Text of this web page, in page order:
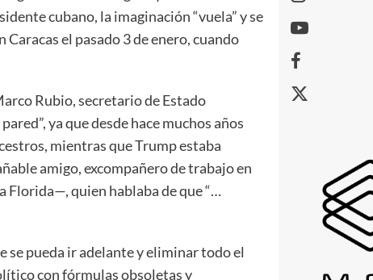
cubano, la imaginación “vuela” y se
el pasado 3 de enero, cuando
Rubio, secretario de Estado
ya que desde hace muchos años
mientras que Trump estaba
amigo, excompañero de trabajo en
Florida—, quien hablaba de que “…
se pueda ir adelante y eliminar todo el
con fórmulas obsoletas y
Youtube
Facebook
X